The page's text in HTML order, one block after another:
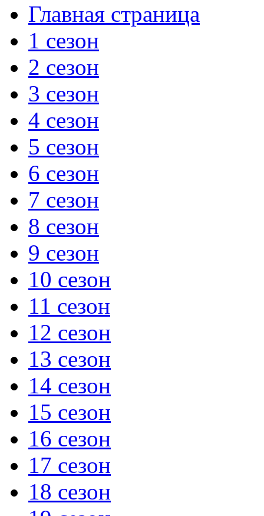
Главная страница
1 сезон
2 сезон
3 сезон
4 сезон
5 сезон
6 сезон
7 сезон
8 сезон
9 сезон
10 сезон
11 сезон
12 сезон
13 сезон
14 сезон
15 сезон
16 сезон
17 сезон
18 сезон